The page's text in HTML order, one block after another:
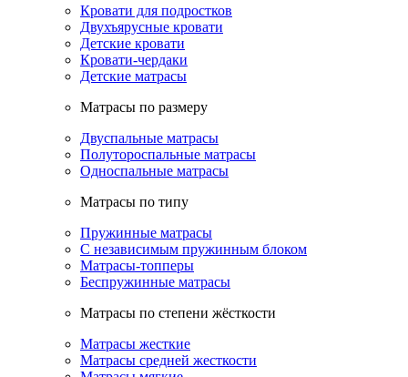
Кровати для подростков
Двухъярусные кровати
Детские кровати
Кровати-чердаки
Детские матрасы
Матрасы по размеру
Двуспальные матрасы
Полутороспальные матрасы
Односпальные матрасы
Матрасы по типу
Пружинные матрасы
С независимым пружинным блоком
Матрасы-топперы
Беспружинные матрасы
Матрасы по степени жёсткости
Матрасы жесткие
Матрасы средней жесткости